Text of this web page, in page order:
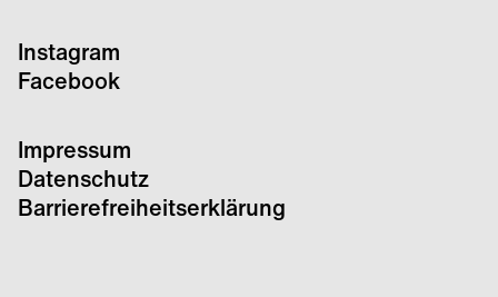
Instagram
Facebook
Impressum
Datenschutz
Barrierefreiheitserklärung